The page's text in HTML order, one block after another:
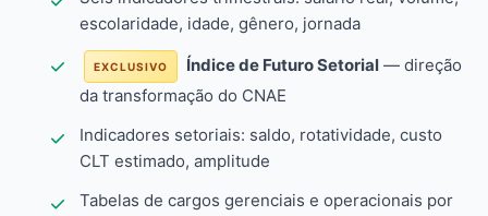
escolaridade, idade, gênero, jornada
EXCLUSIVO Índice de Futuro Setorial — direção
da transformação do CNAE
Indicadores setoriais: saldo, rotatividade, custo
CLT estimado, amplitude
Tabelas de cargos gerenciais e operacionais por